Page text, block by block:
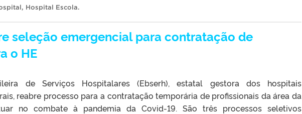
, Hospital Escola.
seleção emergencial para contratação de
o HE
de Serviços Hospitalares (Ebserh), estatal gestora dos hospitais
reabre processo para a contratação temporária de profissionais da área da
no combate à pandemia da Covid-19. São três processos seletivos